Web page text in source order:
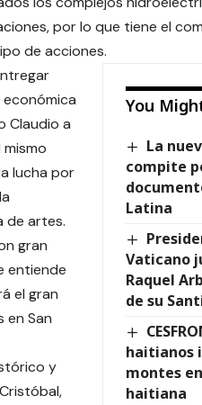
por lo que tiene el
de acciones.
You
La
compite
Latina
Vaticano
Raquel
de su
haitianos
montes
haitiana
Claudio a
lucha por
de artes.
gran
entiende
el gran
en San
y